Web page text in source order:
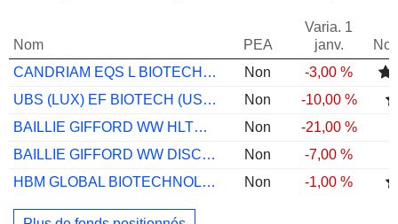
Nom PEA
Varia. 1
janv.
CANDRIAM EQS L BIOTECH C USD CAP
Non
-3,00 %
UBS (LUX) EF BIOTECH (USD) P-ACC
Non
-10,00 %
BAILLIE GIFFORD WW HLTH INNOVT B GBP ACC
Non
-21,00 %
BAILLIE GIFFORD WW DISCOVERY B USD ACC
Non
-7,00 %
HBM GLOBAL BIOTECHNOLOGY A CAP USD
Non -1,00 %